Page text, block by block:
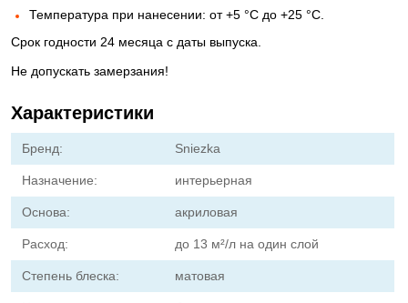
Температура при нанесении: от +5 °С до +25 °С.
Срок годности 24 месяца с даты выпуска.
Не допускать замерзания!
Характеристики
Бренд: Sniezka
Назначение: интерьерная
Основа: акриловая
Расход: до 13 м²/л на один слой
Степень блеска: матовая